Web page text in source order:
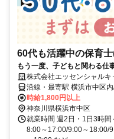
60代も活躍中の保育
もう一度、子どもと関わる仕
ける保育のお仕事
株式会社エッセンシャルキ
沿線・最寄駅 横浜市中区
時給1,800円以上
神奈川県横浜市中区
就業時間 週2日・1日3時
8:00～17:00/9:00～18:00/